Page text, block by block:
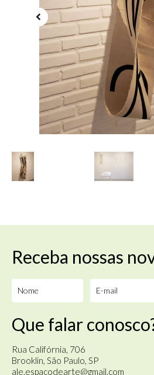
Receba nossas
Que falar
Rua Califórnia, 706
Brooklin, São Paulo, SP
ale.espacodearte@gmail.com